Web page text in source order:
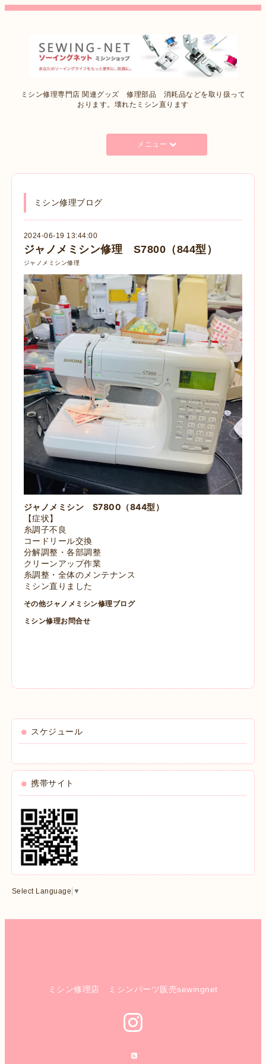
ミシン修理専門店 関連グッズ 修理部品 消耗品などを取り扱って
おります。壊れたミシン直ります
メニュー
ミシン修理ブログ
2024-06-19 13:44:00
ジャノメミシン修理 S7800（844型）
ジャノメミシン修理
ジャノメミシン S7800（844型）
【症状】
糸調子不良
コードリール交換
分解調整・各部調整
クリーンアップ作業
糸調整・全体のメンテナンス
ミシン直りました
その他ジャノメミシン修理ブログ
ミシン修理お問合せ
スケジュール
携帯サイト
Select Language ▼
ミシン修理店 ミシンパーツ販売sewingnet